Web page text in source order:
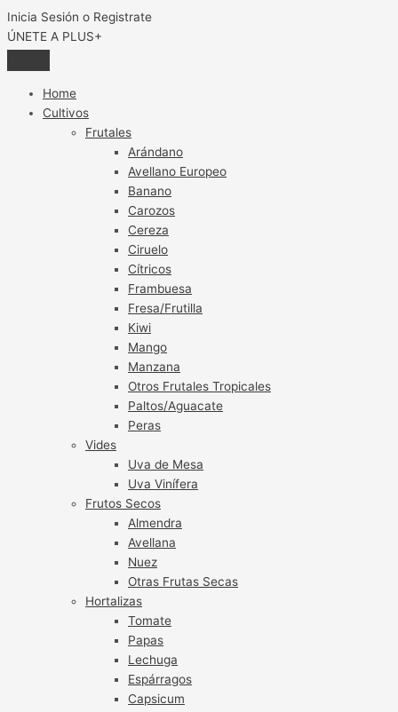
Inicia Sesión o Registrate
ÚNETE A PLUS+
Home
Cultivos
Frutales
Arándano
Avellano Europeo
Banano
Carozos
Cereza
Ciruelo
Cítricos
Frambuesa
Fresa/Frutilla
Kiwi
Mango
Manzana
Otros Frutales Tropicales
Paltos/Aguacate
Peras
Vides
Uva de Mesa
Uva Vinífera
Frutos Secos
Almendra
Avellana
Nuez
Otras Frutas Secas
Hortalizas
Tomate
Papas
Lechuga
Espárragos
Capsicum